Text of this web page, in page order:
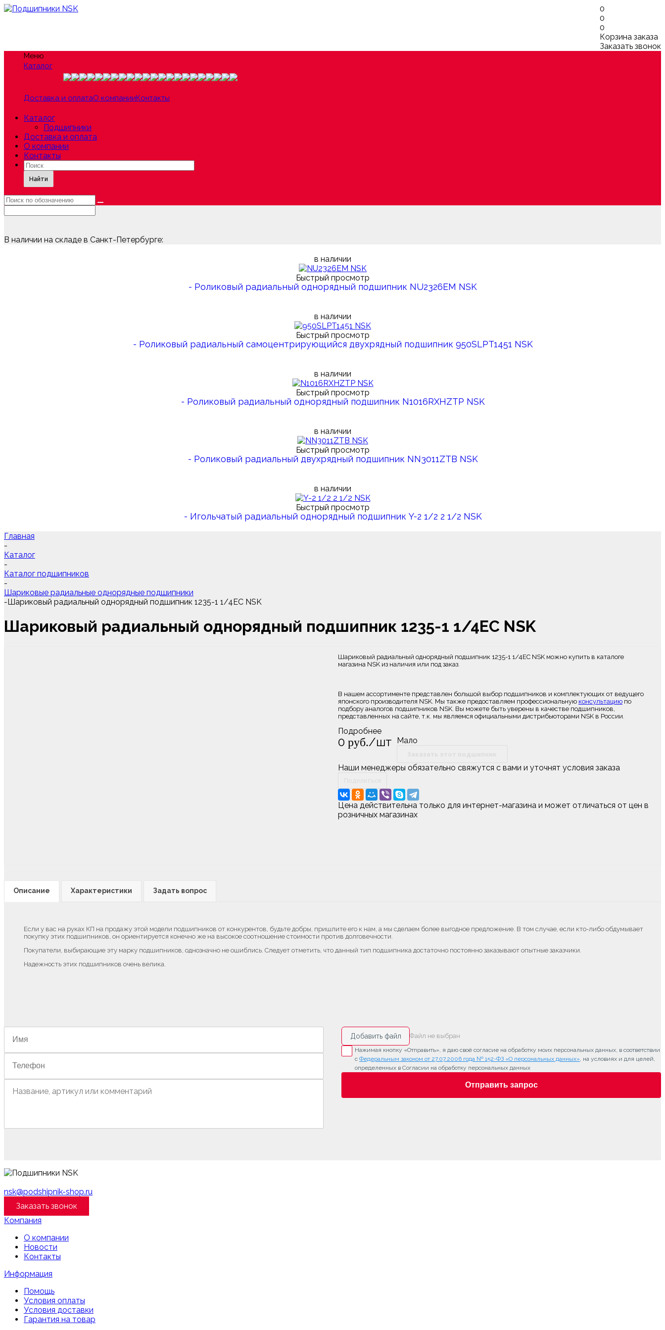
0
0
0
Корзина заказа
Заказать звонок
Меню
Каталог
Доставка и оплатаО компанииКонтакты
Каталог
Подшипники
Доставка и оплата
О компании
Контакты
Найти
В наличии на складе в Санкт-Петербурге:
в наличии
Быстрый просмотр
- Роликовый радиальный однорядный подшипник NU2326EM NSK
в наличии
Быстрый просмотр
- Роликовый радиальный самоцентрирующийся двухрядный подшипник 950SLPT1451 NSK
в наличии
Быстрый просмотр
- Роликовый радиальный однорядный подшипник N1016RXHZTP NSK
в наличии
Быстрый просмотр
- Роликовый радиальный двухрядный подшипник NN3011ZTB NSK
в наличии
Быстрый просмотр
- Игольчатый радиальный однорядный подшипник Y-2 1/2 2 1/2 NSK
Главная
-
Каталог
-
Каталог подшипников
-
Шариковые радиальные однорядные подшипники
-Шариковый радиальный однорядный подшипник 1235-1 1/4EC NSK
Шариковый радиальный однорядный подшипник 1235-1 1/4EC NSK
Шариковый радиальный однорядный подшипник 1235-1 1/4EC NSK можно купить в каталоге
магазина NSK из наличия или под заказ.
В нашем ассортименте представлен большой выбор подшипников и комплектующих от ведущего
японского производителя NSK. Мы также предоставляем профессиональную консультацию по
подбору аналогов подшипников NSK. Вы можете быть уверены в качестве подшипников,
представленных на сайте, т.к. мы являемся официальными дистрибьюторами NSK в России.
Подробнее
0 руб./шт Мало
Наши менеджеры обязательно свяжутся с вами и уточнят условия заказа
Цена действительна только для интернет-магазина и может отличаться от цен в
розничных магазинах
Описание Характеристики Задать вопрос
Если у вас на руках КП на продажу этой модели подшипников от конкурентов, будьте добры, пришлите его к нам, а мы сделаем более выгодное предложение. В том случае, если кто-либо обдумывает
покупку этих подшипников, он ориентируется конечно же на высокое соотношение стоимости против долговечности.
Покупатели, выбирающие эту марку подшипников, однозначно не ошиблись. Следует отметить, что данный тип подшипника достаточно постоянно заказывают опытные заказчики.
Надежность этих подшипников очень велика.
Добавить файл Файл не выбран
Нажимая кнопку «Отправить», я даю своё согласие на обработку моих персональных данных, в соответствии
с Федеральным законом от 27.07.2006 года № 152-ФЗ «О персональных данных», на условиях и для целей,
определенных в Согласии на обработку персональных данных
Отправить запрос
nsk@podshipnik-shop.ru
Заказать звонок
Компания
О компании
Новости
Контакты
Информация
Помощь
Условия оплаты
Условия доставки
Гарантия на товар